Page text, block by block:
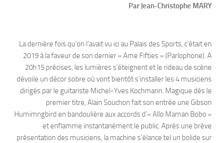
Par Jean-Christophe MARY
La dernière fois qu’on l’avait vu ici au Palais des Sports, c’était en
2019 à la faveur de son dernier « Ame Fifties » (Parlophone). A
20h15 précises, les lumières s’éteignent et le rideau de scène
dévoile un décor sobre où vont bientôt s’installer les 4 musiciens
dirigés par le guitariste Michel-Yves Kochmann. Magique dès le
premier titre, Alain Souchon fait son entrée une Gibson
Humimngbird en bandoulière aux accords d’« Allo Maman Bobo »
et enflamme instantanément le public. Après une brève
présentation des musiciens, la machine s’élance tel un bolide sur